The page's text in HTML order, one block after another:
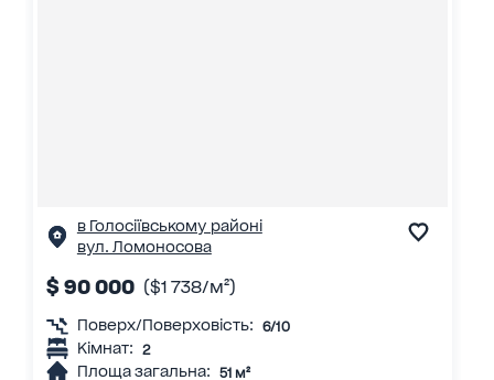
в Голосіївському районі
вул. Ломоносова
$ 90 000 ($1 738/м²)
Поверх/Поверховість: 6/10
Кімнат: 2
Площа загальна: 51 м²